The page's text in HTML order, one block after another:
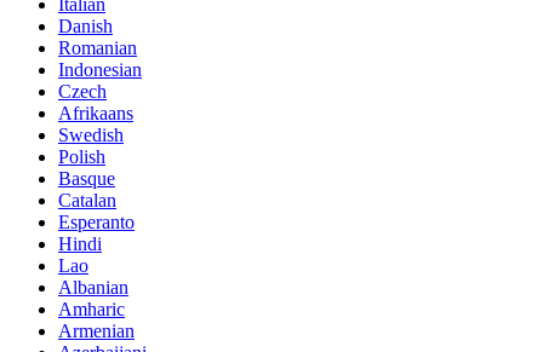
Danish
Romanian
Indonesian
Czech
Afrikaans
Swedish
Polish
Basque
Catalan
Esperanto
Hindi
Lao
Albanian
Amharic
Armenian